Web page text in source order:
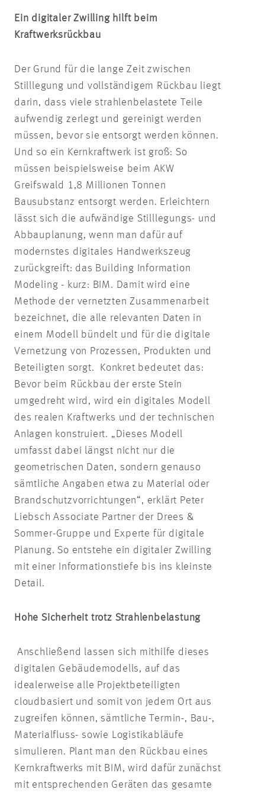
Ein digitaler Zwilling hilft beim
Kraftwerksrückbau
Der Grund für die lange Zeit zwischen
Stilllegung und vollständigem Rückbau liegt
darin, dass viele strahlenbelastete Teile
aufwendig zerlegt und gereinigt werden
müssen, bevor sie entsorgt werden können.
Und so ein Kernkraftwerk ist groß: So
müssen beispielsweise beim AKW
Greifswald 1,8 Millionen Tonnen
Bausubstanz entsorgt werden. Erleichtern
lässt sich die aufwändige Stilllegungs- und
Abbauplanung, wenn man dafür auf
modernstes digitales Handwerkszeug
zurückgreift: das Building Information
Modeling - kurz: BIM. Damit wird eine
Methode der vernetzten Zusammenarbeit
bezeichnet, die alle relevanten Daten in
einem Modell bündelt und für die digitale
Vernetzung von Prozessen, Produkten und
Beteiligten sorgt. Konkret bedeutet das:
Bevor beim Rückbau der erste Stein
umgedreht wird, wird ein digitales Modell
des realen Kraftwerks und der technischen
Anlagen konstruiert. „Dieses Modell
umfasst dabei längst nicht nur die
geometrischen Daten, sondern genauso
sämtliche Angaben etwa zu Material oder
Brandschutzvorrichtungen“, erklärt Peter
Liebsch Associate Partner der Drees &
Sommer-Gruppe und Experte für digitale
Planung. So entstehe ein digitaler Zwilling
mit einer Informationstiefe bis ins kleinste
Detail.
Hohe Sicherheit trotz Strahlenbelastung
Anschließend lassen sich mithilfe dieses
digitalen Gebäudemodells, auf das
idealerweise alle Projektbeteiligten
cloudbasiert und somit von jedem Ort aus
zugreifen können, sämtliche Termin-, Bau-,
Materialfluss- sowie Logistikabläufe
simulieren. Plant man den Rückbau eines
Kernkraftwerks mit BIM, wird dafür zunächst
mit entsprechenden Geräten das gesamte